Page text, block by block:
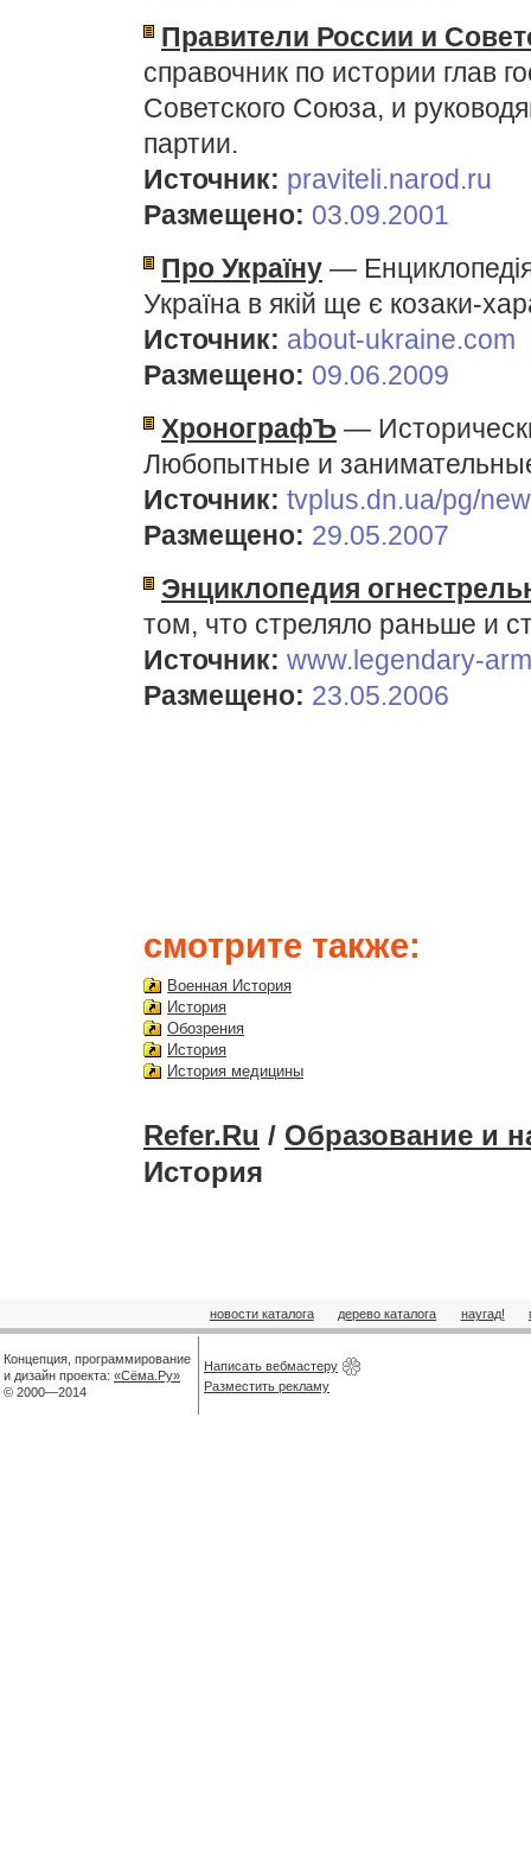
Правители России и
справочник по истории глав
Советского Союза, и
партии.
Источник: praviteli.narod.ru
Размещено: 03.09.2001
Про Україну — Енциклопедія
Україна в якій ще є козаки-
Источник: about-ukraine.com
Размещено: 09.06.2009
ХронографЪ —
Любопытные и
Источник: tvplus.dn.ua/pg/
Размещено: 29.05.2007
Энциклопедия
том, что стреляло раньше и
Источник: www.legendary-
Размещено: 23.05.2006
смотрите также:
Военная История
История
Обозрения
История
История медицины
Refer.Ru / Образование и
История
новости каталога дерево каталога наугад!
Концепция, программирование
и дизайн проекта: «Сёма.Ру»
© 2000—2014
Написать вебмастеру
Разместить рекламу